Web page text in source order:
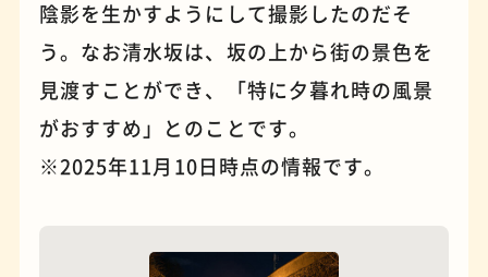
陰影を生かすようにして撮影したのだそ
う。なお清水坂は、坂の上から街の景色を
見渡すことができ、「特に夕暮れ時の風景
がおすすめ」とのことです。
※2025年11月10日時点の情報です。